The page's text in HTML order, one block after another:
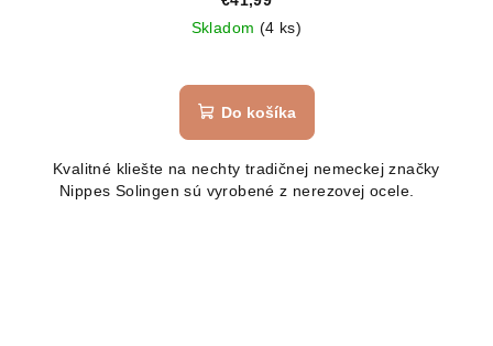
Skladom (4 ks)
Do košíka
Kvalitné kliešte na nechty tradičnej nemeckej značky
Nippes Solingen sú vyrobené z nerezovej ocele.